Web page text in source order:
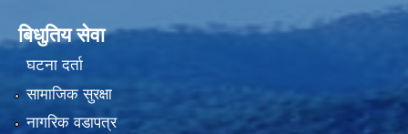
बिधुतिय सेवा
घटना दर्ता
सामाजिक सुरक्षा
नागरिक वडापत्र